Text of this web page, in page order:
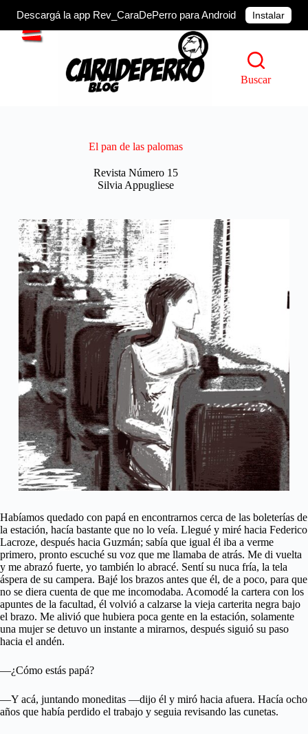
Descargá la app Rev_CaraDePerro para Android Instalar
Saltar
Buscar
El pan de las palomas
Revista Número 15
Silvia Appugliese
Habíamos quedado con papá en encontrarnos cerca de las boleterías de
la estación, hacía bastante que no lo veía. Llegué y miré hacia Federico
Lacroze, después hacia Guzmán; sabía que igual él iba a verme
primero, pronto escuché su voz que me llamaba de atrás. Me di vuelta
y me abrazó fuerte, yo también lo abracé. Sentí su nuca fría, la tela
áspera de su campera. Bajé los brazos antes que él, de a poco, para que
no se diera cuenta de que me incomodaba. Acomodé la cartera con los
apuntes de la facultad, él volvió a calzarse la vieja carterita negra bajo
el brazo. Me alivió que hubiera poca gente en la estación, solamente
una mujer se detuvo un instante a mirarnos, después siguió su paso
hacia el andén.
—¿Cómo estás papá?
—Y acá, juntando moneditas —dijo él y miró hacia afuera. Hacía ocho
años que había perdido el trabajo y seguia revisando las cunetas.